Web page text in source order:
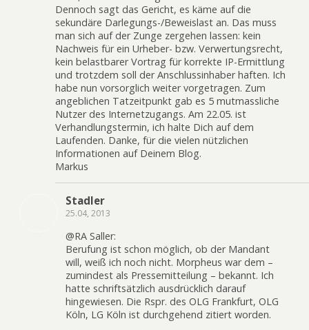
Dennoch sagt das Gericht, es käme auf die
sekundäre Darlegungs-/Beweislast an. Das muss
man sich auf der Zunge zergehen lassen: kein
Nachweis für ein Urheber- bzw. Verwertungsrecht,
kein belastbarer Vortrag für korrekte IP-Ermittlung
und trotzdem soll der Anschlussinhaber haften. Ich
habe nun vorsorglich weiter vorgetragen. Zum
angeblichen Tatzeitpunkt gab es 5 mutmassliche
Nutzer des Internetzugangs. Am 22.05. ist
Verhandlungstermin, ich halte Dich auf dem
Laufenden. Danke, für die vielen nützlichen
Informationen auf Deinem Blog.
Markus
Stadler
25.04, 2013
@RA Saller:
Berufung ist schon möglich, ob der Mandant
will, weiß ich noch nicht. Morpheus war dem –
zumindest als Pressemitteilung – bekannt. Ich
hatte schriftsätzlich ausdrücklich darauf
hingewiesen. Die Rspr. des OLG Frankfurt, OLG
Köln, LG Köln ist durchgehend zitiert worden.